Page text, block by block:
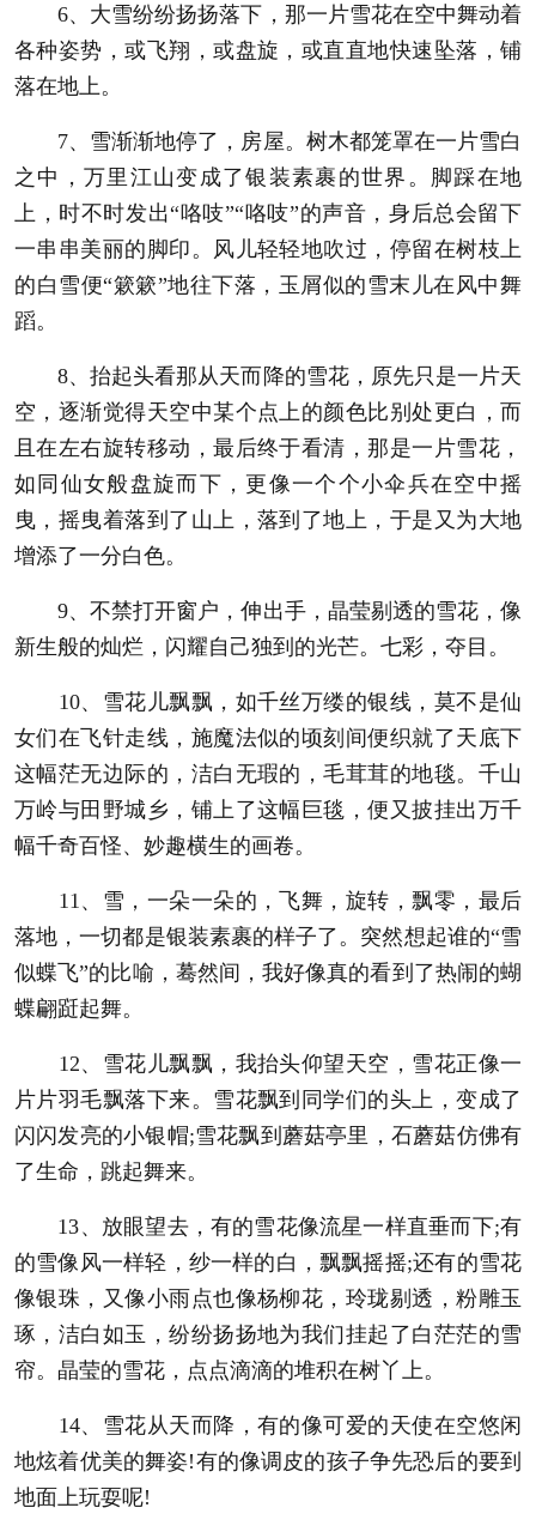
6、大雪纷纷扬扬落下，那一片雪花在空中舞动着
各种姿势，或飞翔，或盘旋，或直直地快速坠落，铺
落在地上。
7、雪渐渐地停了，房屋。树木都笼罩在一片雪白
之中，万里江山变成了银装素裹的世界。脚踩在地
上，时不时发出“咯吱”“咯吱”的声音，身后总会留下
一串串美丽的脚印。风儿轻轻地吹过，停留在树枝上
的白雪便“簌簌”地往下落，玉屑似的雪末儿在风中舞
蹈。
8、抬起头看那从天而降的雪花，原先只是一片天
空，逐渐觉得天空中某个点上的颜色比别处更白，而
且在左右旋转移动，最后终于看清，那是一片雪花，
如同仙女般盘旋而下，更像一个个小伞兵在空中摇
曳，摇曳着落到了山上，落到了地上，于是又为大地
增添了一分白色。
9、不禁打开窗户，伸出手，晶莹剔透的雪花，像
新生般的灿烂，闪耀自己独到的光芒。七彩，夺目。
10、雪花儿飘飘，如千丝万缕的银线，莫不是仙
女们在飞针走线，施魔法似的顷刻间便织就了天底下
这幅茫无边际的，洁白无瑕的，毛茸茸的地毯。千山
万岭与田野城乡，铺上了这幅巨毯，便又披挂出万千
幅千奇百怪、妙趣横生的画卷。
11、雪，一朵一朵的，飞舞，旋转，飘零，最后
落地，一切都是银装素裹的样子了。突然想起谁的“雪
似蝶飞”的比喻，蓦然间，我好像真的看到了热闹的蝴
蝶翩跹起舞。
12、雪花儿飘飘，我抬头仰望天空，雪花正像一
片片羽毛飘落下来。雪花飘到同学们的头上，变成了
闪闪发亮的小银帽;雪花飘到蘑菇亭里，石蘑菇仿佛有
了生命，跳起舞来。
13、放眼望去，有的雪花像流星一样直垂而下;有
的雪像风一样轻，纱一样的白，飘飘摇摇;还有的雪花
像银珠，又像小雨点也像杨柳花，玲珑剔透，粉雕玉
琢，洁白如玉，纷纷扬扬地为我们挂起了白茫茫的雪
帘。晶莹的雪花，点点滴滴的堆积在树丫上。
14、雪花从天而降，有的像可爱的天使在空悠闲
地炫着优美的舞姿!有的像调皮的孩子争先恐后的要到
地面上玩耍呢!